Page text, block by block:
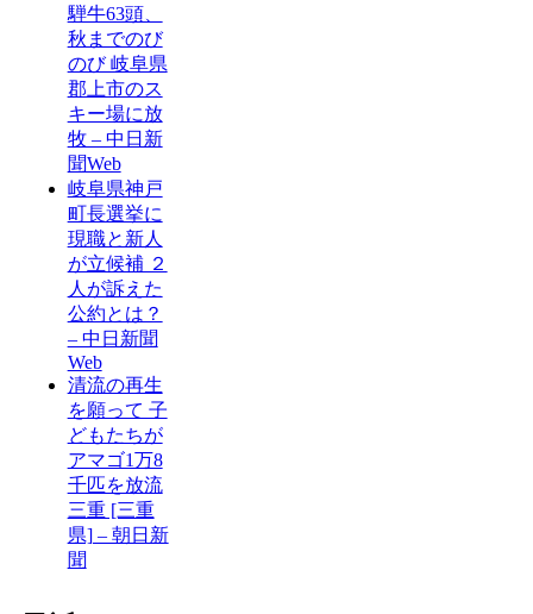
騨牛63頭、
秋までのび
のび 岐阜県
郡上市のス
キー場に放
牧 – 中日新
聞Web
岐阜県神戸
町長選挙に
現職と新人
が立候補 ２
人が訴えた
公約とは？
– 中日新聞
Web
清流の再生
を願って 子
どもたちが
アマゴ1万8
千匹を放流
三重 [三重
県] – 朝日新
聞